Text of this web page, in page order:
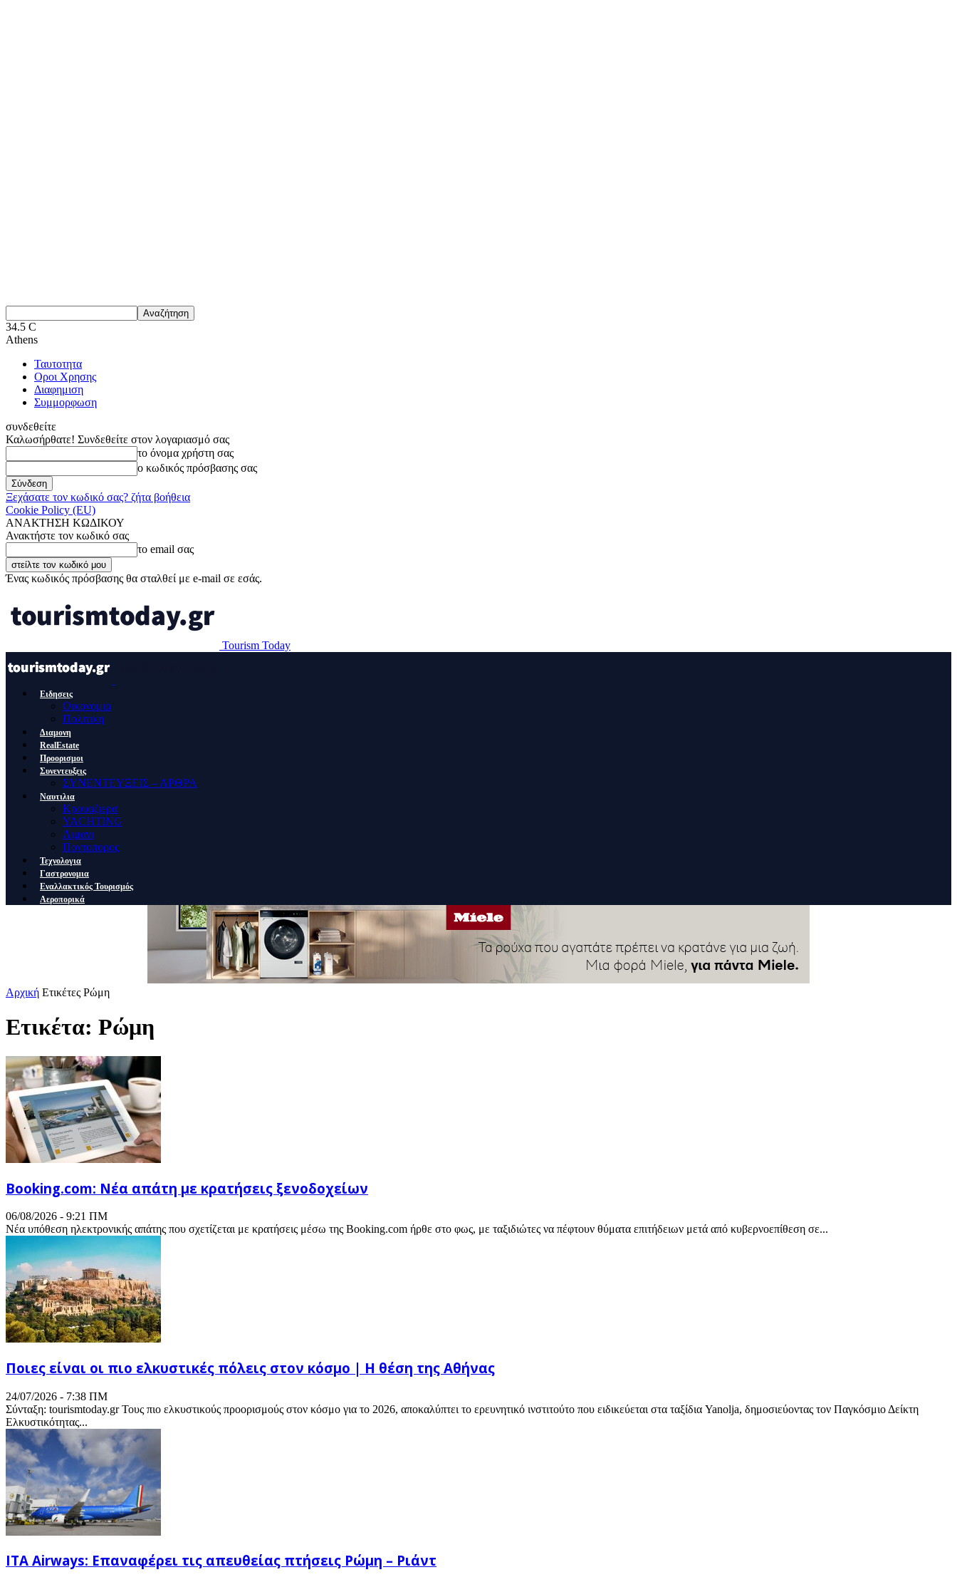
34.5 C
Athens
Ταυτοτητα
Οροι Χρησης
Διαφημιση
Συμμορφωση
συνδεθείτε
Καλωσήρθατε! Συνδεθείτε στον λογαριασμό σας
το όνομα χρήστη σας
ο κωδικός πρόσβασης σας
Ξεχάσατε τον κωδικό σας? ζήτα βοήθεια
Cookie Policy (EU)
ΑΝΑΚΤΗΣΗ ΚΩΔΙΚΟΥ
Ανακτήστε τον κωδικό σας
το email σας
Ένας κωδικός πρόσβασης θα σταλθεί με e-mail σε εσάς.
Tourism Today
Ειδησεις
Οικονομια
Πολιτικη
Διαμονη
RealEstate
Προορισμοι
Συνεντευξεις
ΣΥΝΕΝΤΕΥΞΕΙΣ – ΑΡΘΡΑ
Ναυτιλια
Κρουαζιερα
YACHTING
Λιμανι
Ποντοπορος
Τεχνολογια
Γαστρονομια
Εναλλακτικός Τουρισμός
Αεροπορικά
Αρχική Ετικέτες Ρώμη
Ετικέτα: Ρώμη
Booking.com: Νέα απάτη με κρατήσεις ξενοδοχείων
06/08/2026 - 9:21 ΠΜ
Νέα υπόθεση ηλεκτρονικής απάτης που σχετίζεται με κρατήσεις μέσω της Booking.com ήρθε στο φως, με ταξιδιώτες να πέφτουν θύματα επιτήδειων μετά από κυβερνοεπίθεση σε...
Ποιες είναι οι πιο ελκυστικές πόλεις στον κόσμο | Η θέση της Αθήνας
24/07/2026 - 7:38 ΠΜ
Σύνταξη: tourismtoday.gr Τους πιο ελκυστικούς προορισμούς στον κόσμο για το 2026, αποκαλύπτει το ερευνητικό ινστιτούτο που ειδικεύεται στα ταξίδια Yanolja, δημοσιεύοντας τον Παγκόσμιο Δείκτη
Ελκυστικότητας...
ITA Airways: Επαναφέρει τις απευθείας πτήσεις Ρώμη – Ριάντ